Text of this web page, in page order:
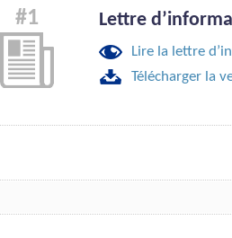
#1 Lettre
Lire la lettre
Télécharger la